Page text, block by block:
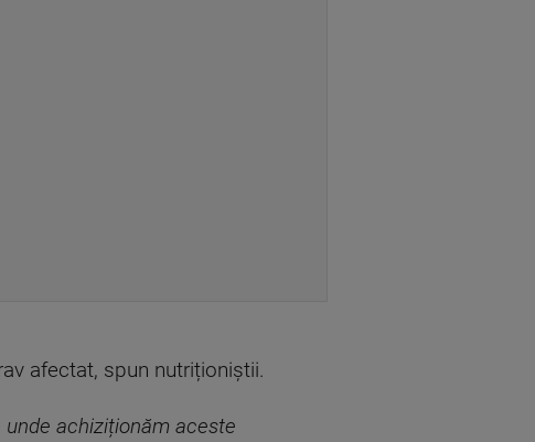
afectat, spun nutriționiștii.
achiziționăm aceste